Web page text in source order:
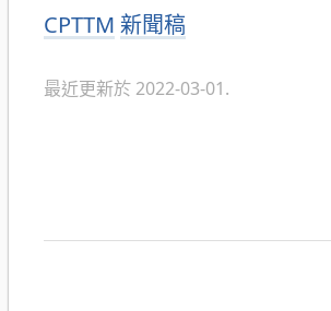
分
CPTTM 新聞稿
最近更新於 2022-03-01.